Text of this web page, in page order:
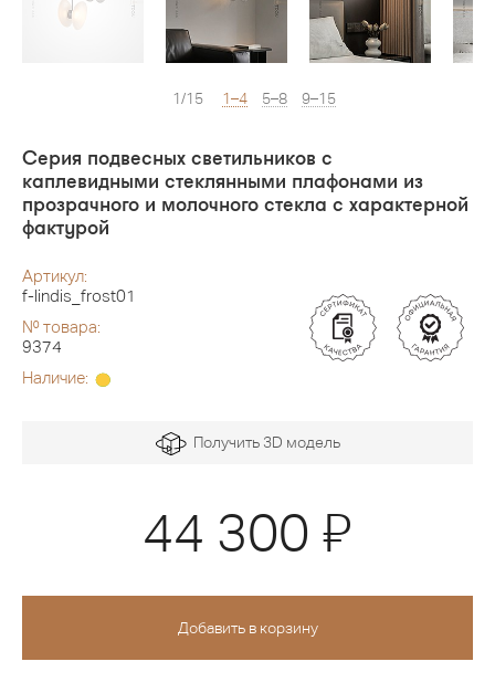
1/15 1–4 5–8 9–15
Серия подвесных светильников с
каплевидными стеклянными плафонами из
прозрачного и молочного стекла с характерной
фактурой
Артикул:
f-lindis_frost01
№ товара:
9374
Наличие:
Получить 3D модель
44 300 Я